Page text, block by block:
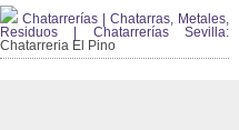
Chatarrerías | Chatarras, Metales,
Residuos | Chatarrerías Sevilla:
Chatarreria El Pino